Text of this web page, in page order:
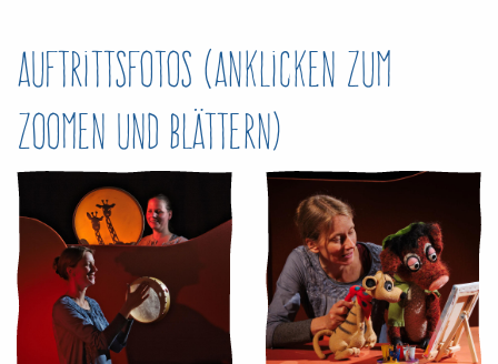
Auftrittsfotos (anklicken zum
zoomen und blättern)